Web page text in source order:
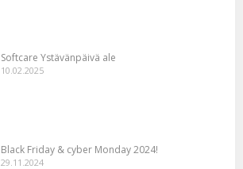
Softcare Ystävänpäivä ale
10.02.2025
Black Friday & cyber Monday 2024!
29.11.2024